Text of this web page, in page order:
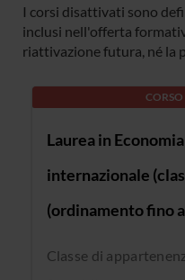
I corsi disattivati sono
inclusi nell'offerta
riattivazione futura, né la
Laurea in
internazionale
(ordinamento fino
Classe di